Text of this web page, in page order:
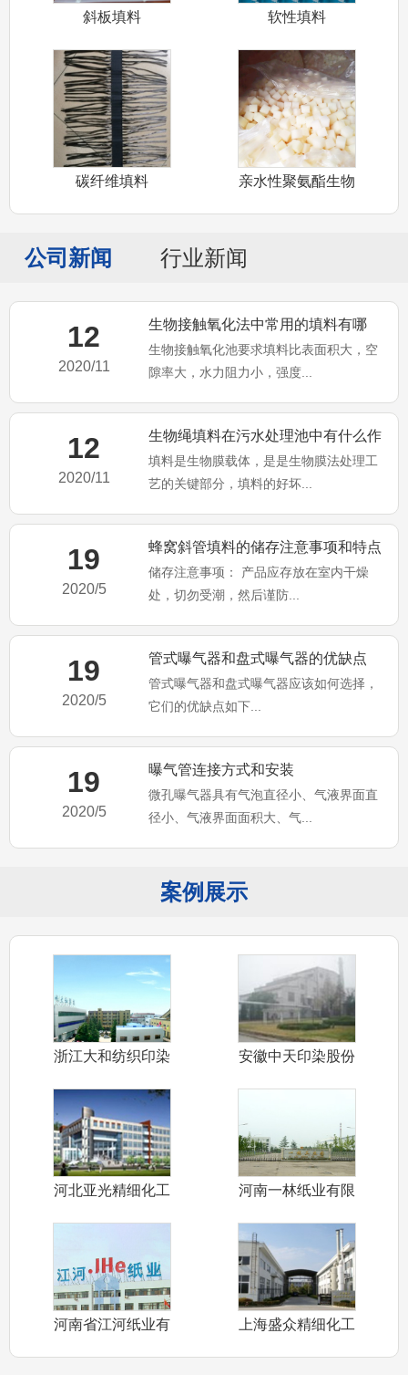
斜板填料 软性填料
碳纤维填料
亲水性聚氨酯生物
公司新闻 行业新闻
12
2020/11
生物接触氧化法中常用的填料有哪
些?
生物接触氧化池要求填料比表面积大，空
隙率大，水力阻力小，强度...
12
2020/11
生物绳填料在污水处理池中有什么作
用？
填料是生物膜载体，是是生物膜法处理工
艺的关键部分，填料的好坏...
19
2020/5
蜂窝斜管填料的储存注意事项和特点
储存注意事项： 产品应存放在室内干燥
处，切勿受潮，然后谨防...
19
2020/5
管式曝气器和盘式曝气器的优缺点
管式曝气器和盘式曝气器应该如何选择，
它们的优缺点如下...
19
2020/5
曝气管连接方式和安装
微孔曝气器具有气泡直径小、气液界面直
径小、气液界面面积大、气...
案例展示
浙江大和纺织印染
安徽中天印染股份
河北亚光精细化工
河南一林纸业有限
河南省江河纸业有
上海盛众精细化工